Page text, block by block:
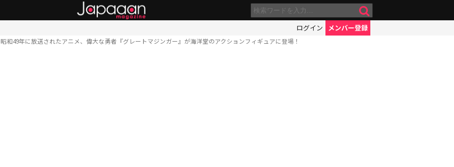
ログイン メンバー登録
昭和49年に放送されたアニメ、偉大な勇者『グレートマジンガー』が海洋堂のアクションフィギュアに登場！